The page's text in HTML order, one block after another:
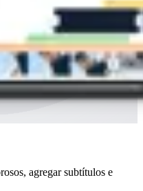
agregar subtítulos e